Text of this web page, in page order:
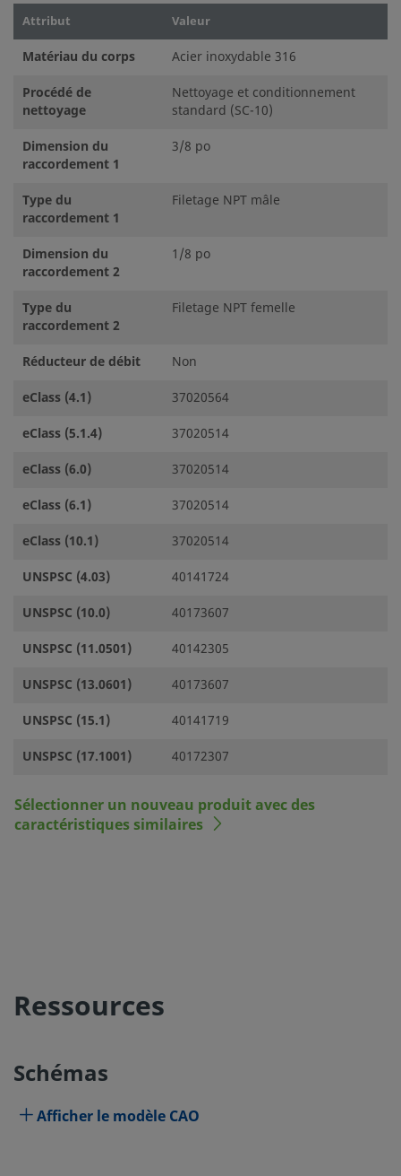
Attribut Valeur
Matériau du corps
Acier inoxydable 316
Procédé de
nettoyage
Nettoyage et conditionnement
standard (SC-10)
Dimension du
raccordement 1
3/8 po
Type du
raccordement 1
Filetage NPT mâle
Dimension du
raccordement 2
1/8 po
Type du
raccordement 2
Filetage NPT femelle
Réducteur de débit
Non
eClass (4.1)
37020564
eClass (5.1.4)
37020514
eClass (6.0)
37020514
eClass (6.1)
37020514
eClass (10.1)
37020514
UNSPSC (4.03)
40141724
UNSPSC (10.0)
40173607
UNSPSC (11.0501)
40142305
UNSPSC (13.0601)
40173607
UNSPSC (15.1)
40141719
UNSPSC (17.1001)
40172307
Sélectionner un nouveau produit avec des
caractéristiques similaires
Ressources
Schémas
Afficher le modèle CAO